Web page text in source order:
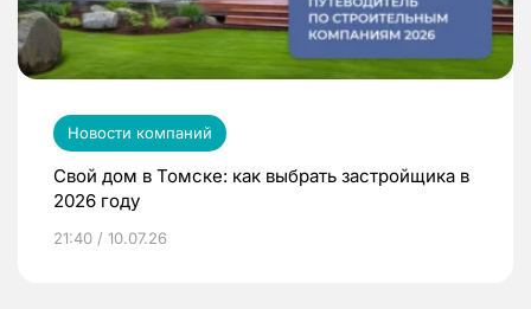
Новости компаний
Свой дом в Томске: как выбрать застройщика в
2026 году
21:40 / 10.07.26